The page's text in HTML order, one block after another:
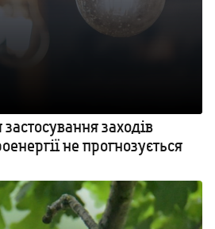
заходів
не прогнозується